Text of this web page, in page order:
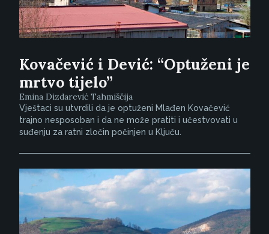
Kovačević i Dević: “Optuženi je
mrtvo tijelo”
Emina Dizdarević Tahmiščija
Vještaci su utvrdili da je optuženi Mlađen Kovačević
trajno nesposoban i da ne može pratiti i učestvovati u
suđenju za ratni zločin počinjen u Ključu.